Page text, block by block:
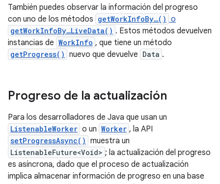
También puedes observar la información del progreso
con uno de los métodos getWorkInfoBy…() o
getWorkInfoBy…LiveData() . Estos métodos devuelven
instancias de WorkInfo , que tiene un método
getProgress() nuevo que devuelve Data .
Progreso de la actualización
Para los desarrolladores de Java que usan un
ListenableWorker o un Worker , la API
setProgressAsync() muestra un
ListenableFuture<Void> ; la actualización del progreso
es asíncrona, dado que el proceso de actualización
implica almacenar información de progreso en una base